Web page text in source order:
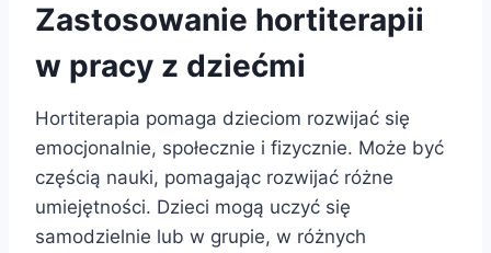
Zastosowanie hortiterapii
w pracy z dziećmi
Hortiterapia pomaga dzieciom rozwijać się
emocjonalnie, społecznie i fizycznie. Może być
częścią nauki, pomagając rozwijać różne
umiejętności. Dzieci mogą uczyć się
samodzielnie lub w grupie, w różnych